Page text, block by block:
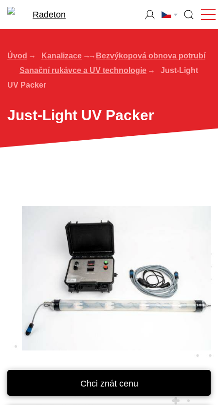
Úvod Kanalizace
Bezvýkopová obnova potrubí
Sanační rukávce a UV technologie
Just-Light
UV Packer
Just-Light UV Packer
Chci znát cenu